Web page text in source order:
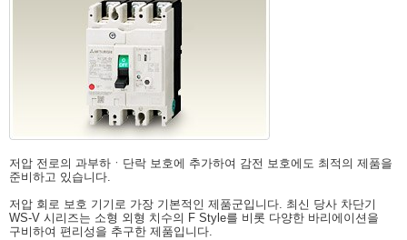
저압 전로의 과부하ㆍ단락 보호에 추가하여 감전 보호에도 최적의 제품을
준비하고 있습니다.
저압 회로 보호 기기로 가장 기본적인 제품군입니다. 최신 당사 차단기
WS-V 시리즈는 소형 외형 치수의 F Style를 비롯 다양한 바리에이션을
구비하여 편리성을 추구한 제품입니다.